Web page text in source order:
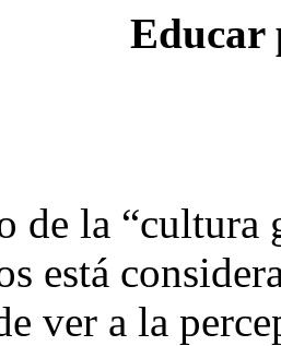
de la “cultura
está
ver a la